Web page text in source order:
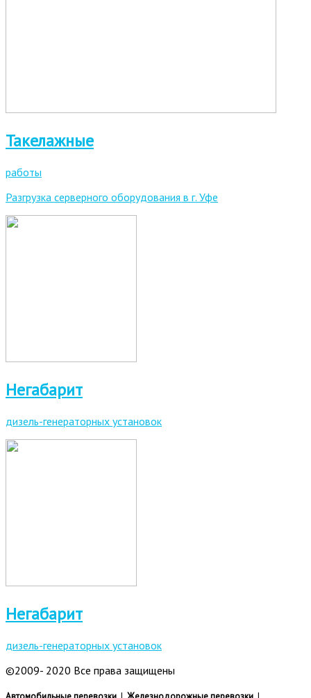
Такелажные
работы
Разгрузка серверного оборудования в г. Уфе
Негабарит
дизель-генераторных установок
Негабарит
дизель-генераторных установок
©2009- 2020 Все права защищены